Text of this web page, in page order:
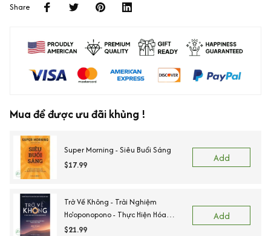
Share
Mua để được ưu đãi khủng !
Super Morning - Siêu Buổi Sáng
$17.99
Add
Trở Về Không - Trải Nghiệm
Ho'oponopono - Thực Hiện Hóa
Những Phép Màu Trong Cuộc Sống
$21.99
Add